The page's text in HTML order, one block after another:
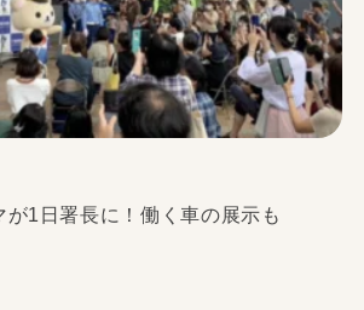
が1日署長に！働く車の展示も